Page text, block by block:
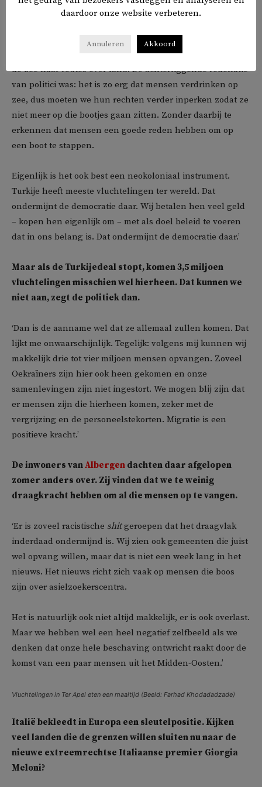
voorkomen dat Syriërs zouden oversteken, maar die
migratie stopte helemaal niet, maar verplaatste zich van
de zee naar routes over land. De achterliggende redenatie
van politici was: het is zo erg dat mensen verdrinken op
zee, dus moeten we hun rechten verder inperken zodat ze
niet meer op die bootjes gaan zitten. Zonder daarbij te
erkennen dat mensen een goede reden hebben om op
een boot te stappen.
Eigenlijk is het ook best een neokoloniaal instrument.
Turkije heeft meeste vluchtelingen ter wereld. Dat
ondermijnt de democratie daar. Wij betalen hen veel geld
– kopen hen eigenlijk om – met als doel beleid te voeren
dat in ons belang is. Dat ondermijnt de democratie daar.’
Maar als de Turkijedeal stopt, komen 3,5 miljoen
vluchtelingen misschien wel hierheen. Dat kunnen we
niet aan, zegt de politiek dan.
‘Dan is de aanname wel dat ze allemaal zullen komen. Dat
lijkt me onwaarschijnlijk. Tegelijk: volgens mij kunnen wij
makkelijk drie tot vier miljoen mensen opvangen. Zoveel
Oekraïners zijn hier ook heen gekomen en onze
samenlevingen zijn niet ingestort. We mogen blij zijn dat
er mensen zijn die hierheen komen, zeker met de
vergrijzing en de personeelstekorten. Migratie is een
positieve kracht.’
De inwoners vanAlbergen dachten daar afgelopen
zomer anders over. Zij vinden dat we te weinig
draagkracht hebben om al die mensen op te vangen.
‘Er is zoveel racistische shitgeroepen dat het draagvlak
inderdaad ondermijnd is. Wij zien ook gemeenten die juist
wel opvang willen, maar dat is niet een week lang in het
nieuws. Het nieuws richt zich vaak op mensen die boos
zijn over asielzoekerscentra.
Het is natuurlijk ook niet altijd makkelijk, er is ook overlast.
Maar we hebben wel een heel negatief zelfbeeld als we
denken dat onze hele beschaving ontwricht raakt door de
komst van een paar mensen uit het Midden-Oosten.’
Vluchtelingen in Ter Apel eten een maaltijd (Beeld: Farhad Khodadadzade)
Italië bekleedt in Europa een sleutelpositie. Kijken
veel landen die de grenzen willen sluiten nu naar de
nieuwe extreemrechtse Italiaanse premier Giorgia
Meloni?
daardoor onze website verbeteren.
Annuleren Akkoord